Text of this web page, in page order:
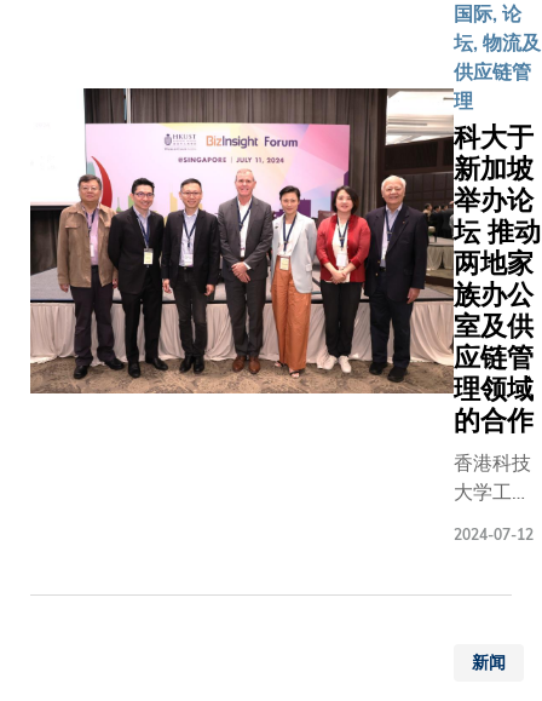
内地及世
地的知名
和专家齐
水湾校园
同探讨跨
教育的创
践，以促
作与交流
国际, 论
坛, 物流及
供应链管
理
科大于
新加坡
举办论
坛 推动
两地家
族办公
室及供
应链管
理领域
的合作
香港科技
大学工商
坛，汇聚
2024-07-12
新闻